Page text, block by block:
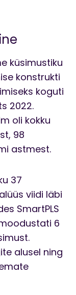
küsimustiku
konstrukti
koguti
2022.
oli kokku
98
astmest.
37
viidi läbi
SmartPLS
6
alusel ning